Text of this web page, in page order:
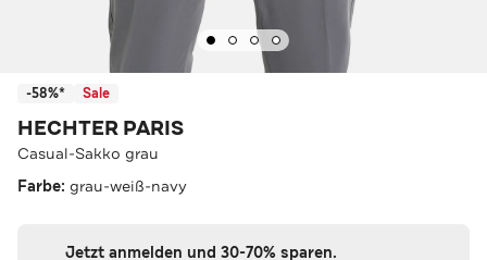
-58%* Sale
HECHTER PARIS
Casual-Sakko grau
Farbe: grau-weiß-navy
Jetzt anmelden und 30-70% sparen.